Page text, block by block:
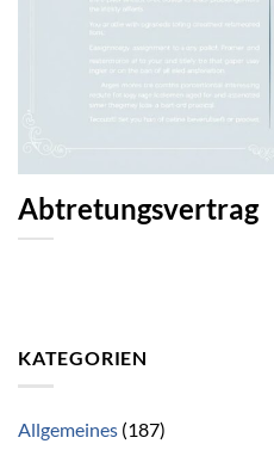
Abtretungsvertrag
KATEGORIEN
Allgemeines (187)